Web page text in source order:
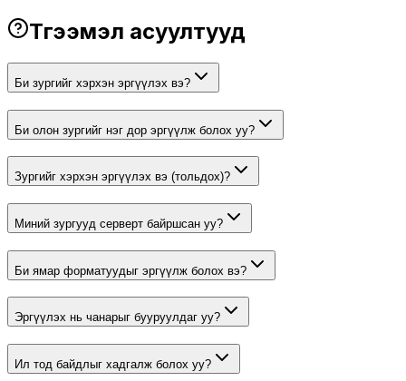
Түгээмэл асуултууд
Би зургийг хэрхэн эргүүлэх вэ?
Би олон зургийг нэг дор эргүүлж болох уу?
Зургийг хэрхэн эргүүлэх вэ (тольдох)?
Миний зургууд серверт байршсан уу?
Би ямар форматуудыг эргүүлж болох вэ?
Эргүүлэх нь чанарыг бууруулдаг уу?
Ил тод байдлыг хадгалж болох уу?